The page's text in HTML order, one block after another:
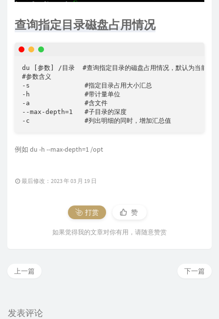
查询指定目录磁盘占用情况
du [参数] /目录  #查询指定目录的磁盘占用情况，默认为当前目
#参数含义
-s              #指定目录占用大小汇总
-h              #带计量单位
-a              #含文件
--max-depth=1   #子目录的深度
-c              #列出明细的同时，增加汇总值
例如 du -h --max-depth=1 /opt
最后修改：2023 年 03 月 19 日
打赏 赞
如果觉得我的文章对你有用，请随意赞赏
下一篇
上一篇
发表评论